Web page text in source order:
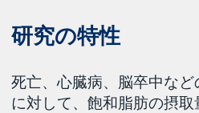
研究の特性
死亡、心臓病、脳卒中な
に対して、飽和脂肪の摂